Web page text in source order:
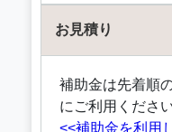
お見積り
補助金は先着順
にご利用ください
<<補助金を利用